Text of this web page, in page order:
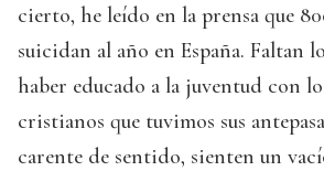
cierto, he leído en la prensa que
suicidan al año en España. Faltan
haber educado a la juventud con
cristianos que tuvimos sus
carente de sentido, sienten un